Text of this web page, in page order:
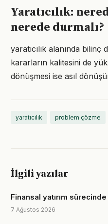
Yaratıcılık:
nerede durmalı?
yaratıcılık alanında
kararların kalitesini de
dönüşmesi ise asıl
yaratıcılık problem çözme
İlgili yazılar
Finansal yatırım
7 Ağustos 2026